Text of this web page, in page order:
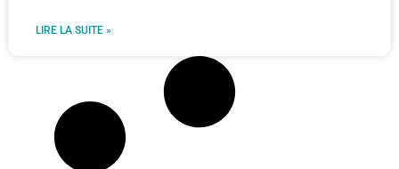
LIRE LA SUITE »